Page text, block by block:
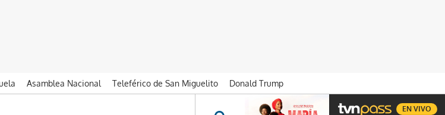
Asamblea Nacional Teleférico de San Miguelito
Donald Trump
EN VIVO